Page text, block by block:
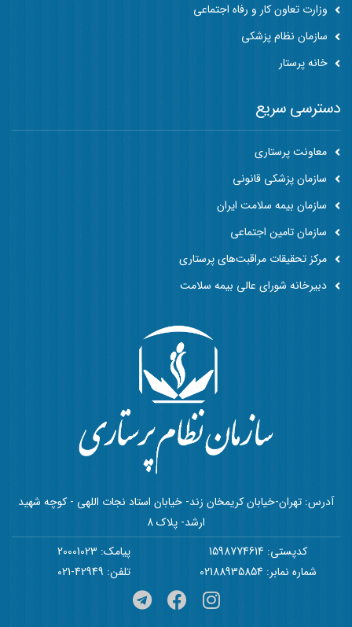
وزارت تعاون کار و رفاه اجتماعی
سازمان نظام پزشکی
خانه پرستار
آدرس: تهران-خیابان کریمخان زند- خیابان استاد نجات اللهی - کوچه شهید
ارشد- پلاک 8
کدپستی: 1598774614
پیامک: 20001023
شماره نمابر: 02188935854
تلفن: 42949-021
دسترسی سریع
معاونت پرستاری
سازمان پزشکی قانونی
سازمان بیمه سلامت ایران
سازمان تامین اجتماعی
مرکز تحقیقات مراقبت‌های پرستاری
دبیرخانه شورای عالی بیمه سلامت